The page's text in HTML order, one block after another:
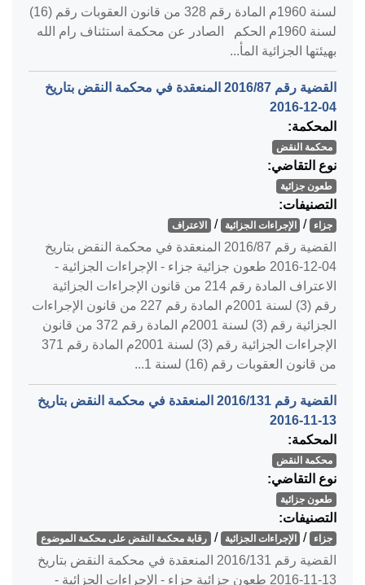
لسنة 1960م المادة رقم 328 من قانون العقوبات رقم (16)
لسنة 1960م الحكم الصادر عن محكمة استئناف رام الله
بهيئتها الجزائية المأ...
القضية رقم ‎87‏/‎2016‏ المنعقدة في محكمة النقض بتاريخ
‎2016-12-04‏
المحكمة:
محكمة النقض
نوع التقاضي:
طعون جزائية
التصنيفات:
جزاء / الإجراءات الجزائية / الاعتراف
القضية رقم ‎87‏/‎2016‏ المنعقدة في محكمة النقض بتاريخ
‎2016-12-04‏ طعون جزائية جزاء - الإجراءات الجزائية -
الاعتراف المادة رقم 214 من قانون الإجراءات الجزائية
رقم (3) لسنة 2001م المادة رقم 227 من قانون الإجراءات
الجزائية رقم (3) لسنة 2001م المادة رقم 372 من قانون
الإجراءات الجزائية رقم (3) لسنة 2001م المادة رقم 371
من قانون العقوبات رقم (16) لسنة 1...
القضية رقم ‎131‏/‎2016‏ المنعقدة في محكمة النقض بتاريخ
‎2016-11-13‏
المحكمة:
محكمة النقض
نوع التقاضي:
طعون جزائية
التصنيفات:
جزاء / الإجراءات الجزائية / رقابة محكمة النقض على محكمة الموضوع
القضية رقم ‎131‏/‎2016‏ المنعقدة في محكمة النقض بتاريخ
‎2016-11-13‏ طعون جزائية جزاء - الإجراءات الجزائية -